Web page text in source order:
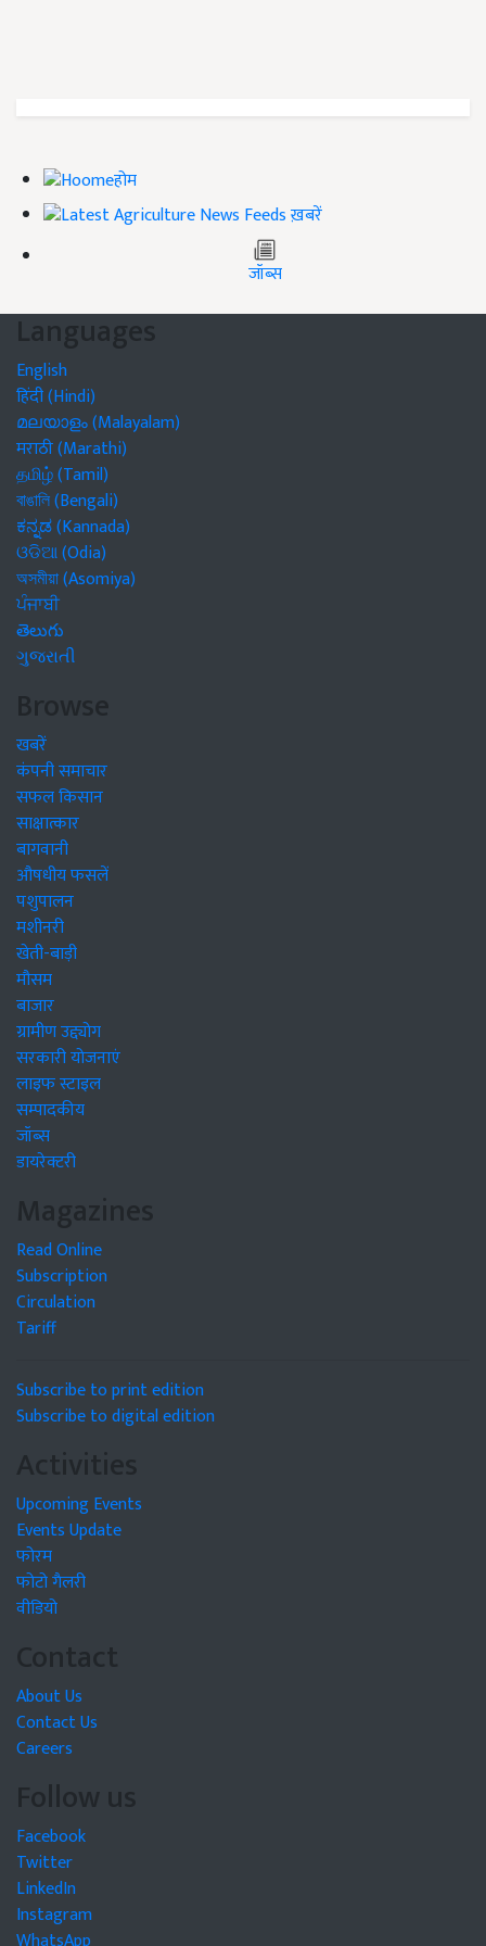
होम
ख़बरें
जॉब्स
Languages
English
हिंदी (Hindi)
മലയാളം (Malayalam)
मराठी (Marathi)
தமிழ் (Tamil)
বাঙালি (Bengali)
ಕನ್ನಡ (Kannada)
ଓଡିଆ (Odia)
অসমীয়া (Asomiya)
ਪੰਜਾਬੀ
తెలుగు
ગુજરાતી
Browse
खबरें
कंपनी समाचार
सफल किसान
साक्षात्कार
बागवानी
औषधीय फसलें
पशुपालन
मशीनरी
खेती-बाड़ी
मौसम
बाजार
ग्रामीण उद्द्योग
सरकारी योजनाएं
लाइफ स्टाइल
सम्पादकीय
जॉब्स
डायरेक्टरी
Magazines
Read Online
Subscription
Circulation
Tariff
Subscribe to print edition
Subscribe to digital edition
Activities
Upcoming Events
Events Update
फोरम
फोटो गैलरी
वीडियो
Contact
About Us
Contact Us
Careers
Follow us
Facebook
Twitter
LinkedIn
Instagram